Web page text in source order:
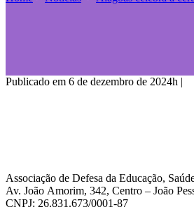
Publicado em 6 de dezembro de 2024h |
Associação de Defesa da Educação,
Av. João Amorim, 342, Centro – João
CNPJ: 26.831.673/0001-87